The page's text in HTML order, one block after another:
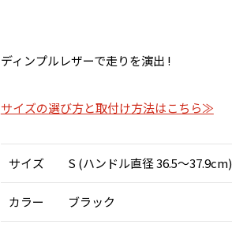
ディンプルレザーで走りを演出 !
サイズの選び方と取付け方法はこちら≫
サイズ S (ハンドル直径 36.5〜37.9cm)
カラー ブラック